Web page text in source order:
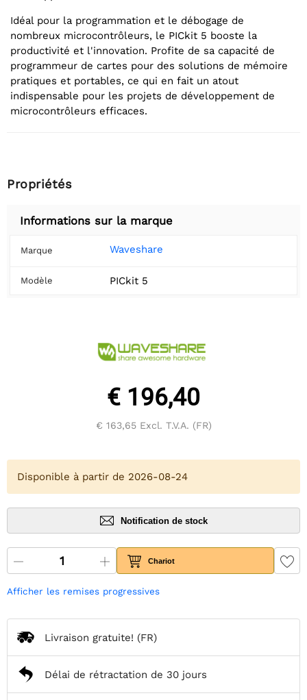
Idéal pour la programmation et le débogage de
nombreux microcontrôleurs, le PICkit 5 booste la
productivité et l'innovation. Profite de sa capacité de
programmeur de cartes pour des solutions de mémoire
pratiques et portables, ce qui en fait un atout
indispensable pour les projets de développement de
microcontrôleurs efficaces.
Propriétés
Informations sur la marque
Marque Waveshare
Modèle PICkit 5
€ 196,40
€ 163,65Excl. T.V.A. (FR)
Disponible à partir de 2026-08-24
Notification de stock
Chariot
Afficher les remises progressives
Livraison gratuite! (FR)
Délai de rétractation de 30 jours